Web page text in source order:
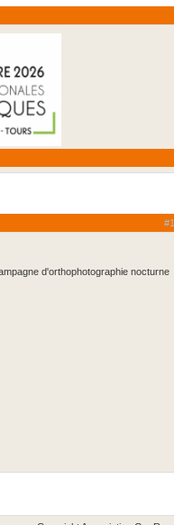
#1
d'orthophotographie nocturne